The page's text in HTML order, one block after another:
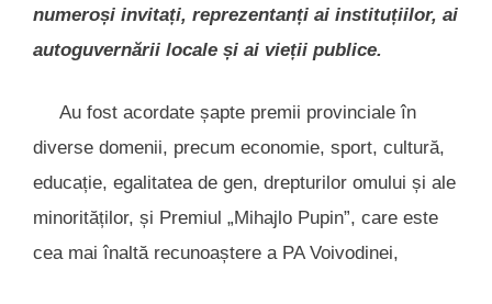
numeroși invitați, reprezentanți ai instituțiilor, ai
autoguvernării locale și ai vieții publice.
Au fost acordate șapte premii provinciale în
diverse domenii, precum economie, sport, cultură,
educație, egalitatea de gen, drepturilor omului și ale
minorităților, și Premiul „Mihajlo Pupin”, care este
cea mai înaltă recunoaștere a PA Voivodinei,